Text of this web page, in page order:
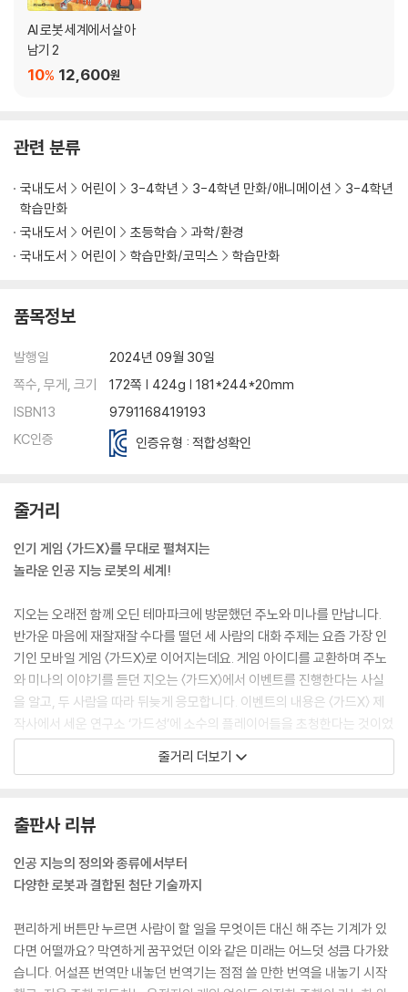
AI 로봇 세계에서 살아
남기 2
12,600원
10%
관련 분류
국내도서 어린이 3-4학년 3-4학년 만화/애니메이션
3-4학년
학습만화
국내도서
어린이 초등학습
과학/환경
국내도서
어린이 학습만화/코믹스 학습만화
품목정보
발행일
2024년 09월 30일
쪽수, 무게, 크기
172쪽 | 424g | 181*244*20mm
ISBN13
9791168419193
KC인증
인증유형 : 적합성확인
줄거리
인기 게임 〈가드X〉를 무대로 펼쳐지는
놀라운 인공 지능 로봇의 세계!
지오는 오래전 함께 오딘 테마파크에 방문했던 주노와 미나를 만납니다.
반가운 마음에 재잘재잘 수다를 떨던 세 사람의 대화 주제는 요즘 가장 인
기인 모바일 게임 〈가드X〉로 이어지는데요. 게임 아이디를 교환하며 주노
와 미나의 이야기를 듣던 지오는 〈가드X〉에서 이벤트를 진행한다는 사실
을 알고, 두 사람을 따라 뒤늦게 응모합니다. 이벤트의 내용은 〈가드X〉 제
작사에서 세운 연구소 ‘가드성’에 소수의 플레이어들을 초청한다는 것이었
지요. 그간 베일에 싸여 있던 가드성을 공개하는 특별 이벤트답게 아주 많
은 사람이 응모했지만, 놀랍게도 결과는 세 사람 모두 당첨이었습니다! 들
줄거리 더보기
출판사 리뷰
인공 지능의 정의와 종류에서부터
다양한 로봇과 결합된 첨단 기술까지
편리하게 버튼만 누르면 사람이 할 일을 무엇이든 대신 해 주는 기계가 있
다면 어떨까요? 막연하게 꿈꾸었던 이와 같은 미래는 어느덧 성큼 다가왔
습니다. 어설픈 번역만 내놓던 번역기는 점점 쓸 만한 번역을 내놓기 시작